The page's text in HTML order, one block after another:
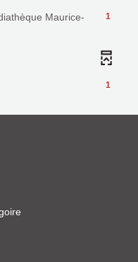
1
Maurice-
1